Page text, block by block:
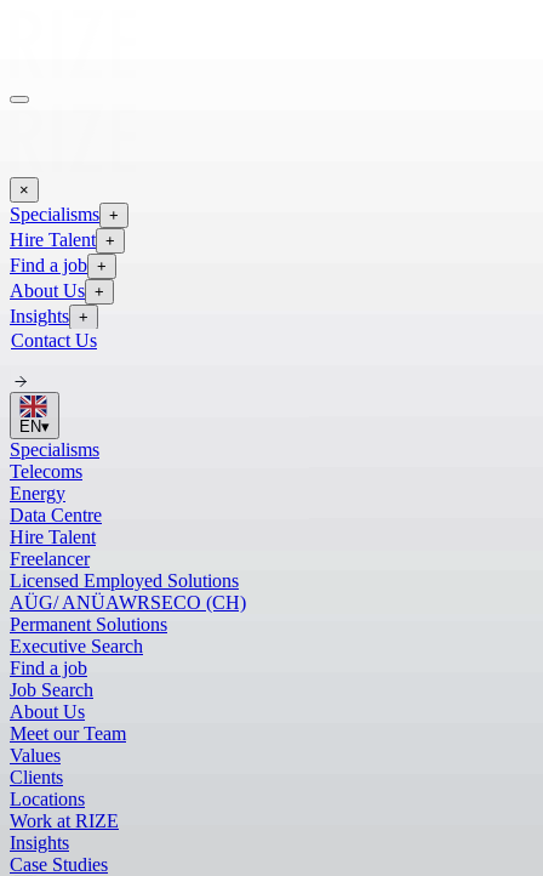
×
Specialisms +
Hire Talent +
Find a job +
About Us +
Insights +
Contact Us
EN▾
Specialisms
Telecoms
Energy
Data Centre
Hire Talent
Freelancer
Licensed Employed Solutions
AÜG/ ANÜAWRSECO (CH)
Permanent Solutions
Executive Search
Find a job
Job Search
About Us
Meet our Team
Values
Clients
Locations
Work at RIZE
Insights
Case Studies